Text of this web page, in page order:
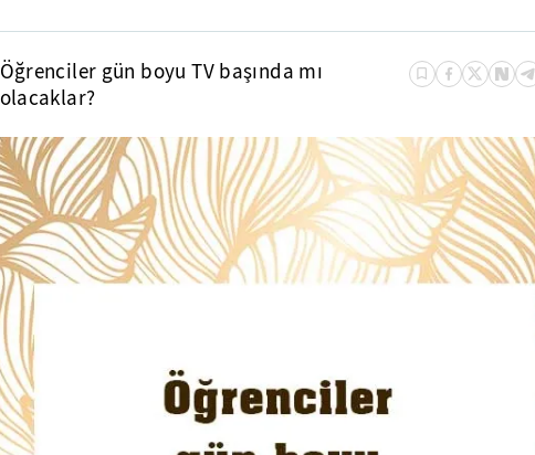
Öğrenciler gün boyu TV başında mı
olacaklar?